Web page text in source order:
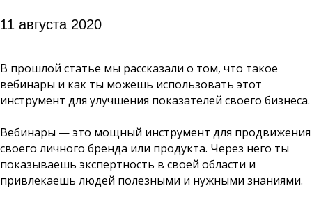
11 августа 2020
В прошлой статье мы рассказали о том, что такое
вебинары и как ты можешь использовать этот
инструмент для улучшения показателей своего бизнеса.
Вебинары — это мощный инструмент для продвижения
своего личного бренда или продукта. Через него ты
показываешь экспертность в своей области и
привлекаешь людей полезными и нужными знаниями.